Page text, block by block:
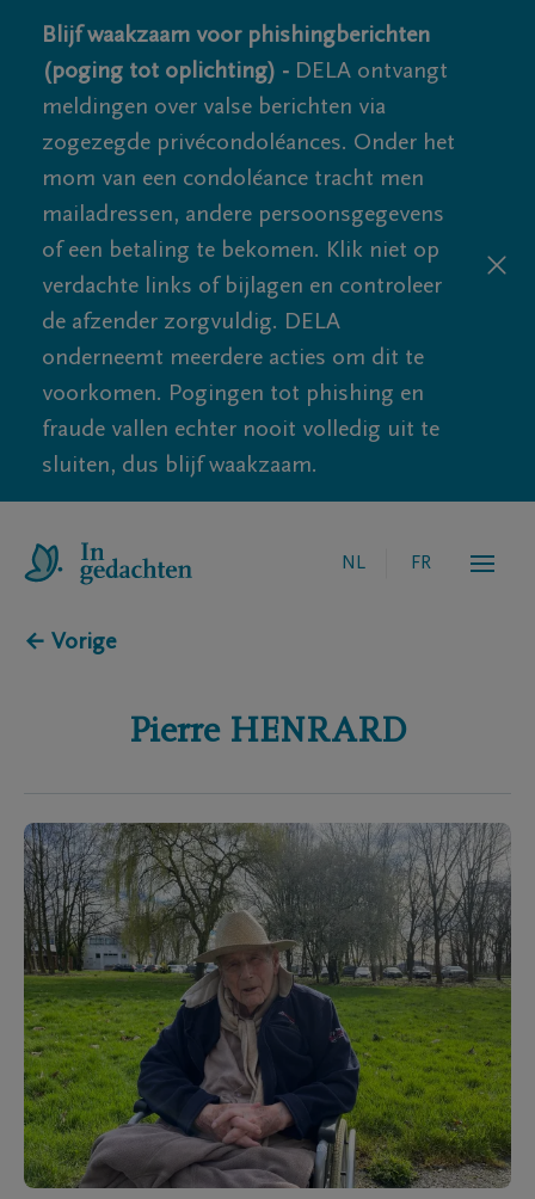
Blijf waakzaam voor phishingberichten
(poging tot oplichting) - DELA ontvangt
meldingen over valse berichten via
zogezegde privécondoléances. Onder het
mom van een condoléance tracht men
mailadressen, andere persoonsgegevens
of een betaling te bekomen. Klik niet op
verdachte links of bijlagen en controleer
de afzender zorgvuldig. DELA
onderneemt meerdere acties om dit te
voorkomen. Pogingen tot phishing en
fraude vallen echter nooit volledig uit te
sluiten, dus blijf waakzaam.
NL FR
← Vorige
Pierre HENRARD